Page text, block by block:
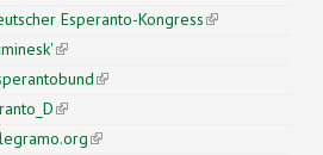
external)
Esperanto-Kongress(link is
(link is external)
(link is external)
(link is external)
(link is external)